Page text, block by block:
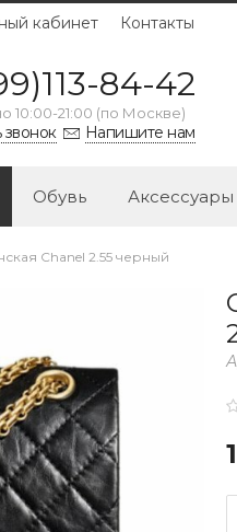
кабинет Контакты
84-42
10:00-21:00 (по Москве)
звонок Напишите нам
Обувь Аксессуары
Chanel 2.55 черный